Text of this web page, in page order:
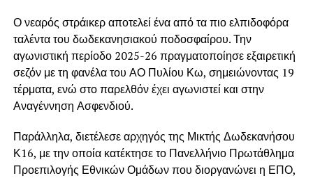
Ο νεαρός στράικερ αποτελεί ένα από τα πιο ελπιδοφόρα
ταλέντα του δωδεκανησιακού ποδοσφαίρου. Την
αγωνιστική περίοδο 2025-26 πραγματοποίησε εξαιρετική
σεζόν με τη φανέλα του ΑΟ Πυλίου Κω, σημειώνοντας 19
τέρματα, ενώ στο παρελθόν έχει αγωνιστεί και στην
Αναγέννηση Ασφενδιού.
Παράλληλα, διετέλεσε αρχηγός της Μικτής Δωδεκανήσου
Κ16, με την οποία κατέκτησε το Πανελλήνιο Πρωτάθλημα
Προεπιλογής Εθνικών Ομάδων που διοργανώνει η ΕΠΟ,